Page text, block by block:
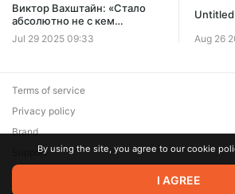
Виктор Вахштайн: «Стало
абсолютно не с кем
разговаривать» // «Скажи
Гордеевой»
Jul 29 2025 09:33
Untitled
Aug 26
© 2026 Zaya Solutions Limited. All rights
are the property of their respective owners.
Terms of service
Privacy policy
Brand
SupportBy using the site, you agree to our cookie
I AGREE